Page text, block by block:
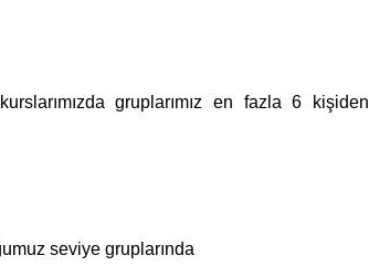
gruplarımız en fazla 6 kişiden
seviye gruplarında